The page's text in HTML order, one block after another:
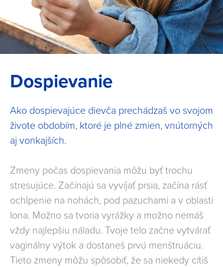
Dospievanie
Ako dospievajúce dievča prechádzaš vo svojom
živote obdobím, ktoré je plné zmien, vnútorných
aj vonkajších.
Zmeny počas dospievania môžu byť trochu
stresujúce. Začínajú sa vyvíjať prsia, začína rásť
ochlpenie na nohách, pod pazuchami a v oblasti
lona. Možno sa tvoria vyrážky a možno nemáš
vždy najlepšiu náladu. Tvoje telo začne vytvárať
vaginálny výtok a dostaneš prvú menštruáciu.
Tieto zmeny môžu spôsobiť, že sa niekedy cítiš